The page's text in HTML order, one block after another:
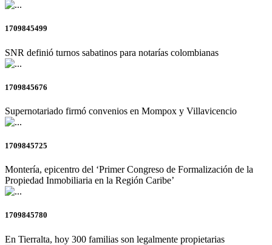
1709845499
SNR definió turnos sabatinos para notarías colombianas
1709845676
Supernotariado firmó convenios en Mompox y Villavicencio
1709845725
Montería, epicentro del ‘Primer Congreso de Formalización de la
Propiedad Inmobiliaria en la Región Caribe’
1709845780
En Tierralta, hoy 300 familias son legalmente propietarias